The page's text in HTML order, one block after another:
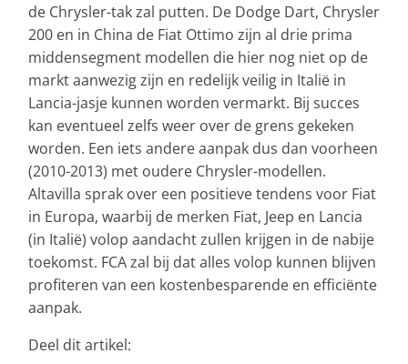
de Chrysler-tak zal putten. De Dodge Dart, Chrysler
200 en in China de Fiat Ottimo zijn al drie prima
middensegment modellen die hier nog niet op de
markt aanwezig zijn en redelijk veilig in Italië in
Lancia-jasje kunnen worden vermarkt. Bij succes
kan eventueel zelfs weer over de grens gekeken
worden. Een iets andere aanpak dus dan voorheen
(2010-2013) met oudere Chrysler-modellen.
Altavilla sprak over een positieve tendens voor Fiat
in Europa, waarbij de merken Fiat, Jeep en Lancia
(in Italië) volop aandacht zullen krijgen in de nabije
toekomst. FCA zal bij dat alles volop kunnen blijven
profiteren van een kostenbesparende en efficiënte
aanpak.
Deel dit artikel: